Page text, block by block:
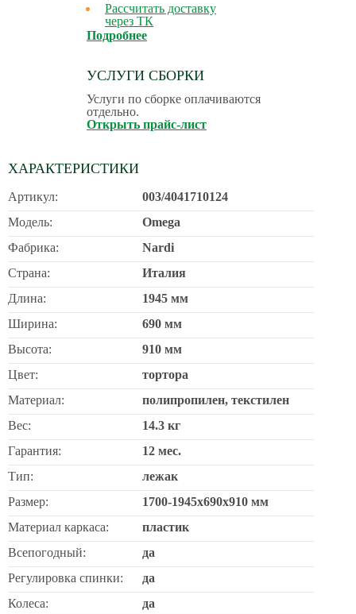
Рассчитать доставку
через ТК
Подробнее
УСЛУГИ СБОРКИ
Услуги по сборке оплачиваются
отдельно.
Открыть прайс-лист
ХАРАКТЕРИСТИКИ
Артикул:
003/4041710124
Модель:
Omega
Фабрика:
Nardi
Страна:
Италия
Длина:
1945 мм
Ширина:
690 мм
Высота:
910 мм
Цвет:
тортора
Материал:
полипропилен, текстилен
Вес:
14.3 кг
Гарантия:
12 мес.
Тип:
лежак
Размер:
1700-1945х690х910 мм
Материал каркаса:
пластик
Всепогодный:
да
Регулировка спинки:
да
Колеса:
да